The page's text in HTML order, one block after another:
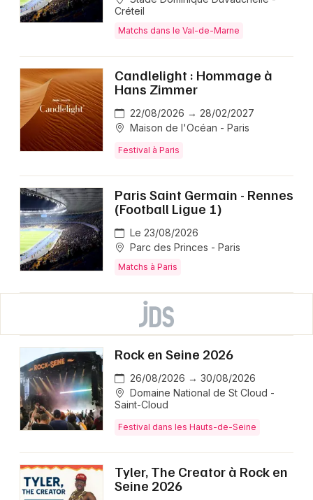
Créteil
Matchs dans le Val-de-Marne
Candlelight : Hommage à
Hans Zimmer
22/08/2026 → 28/02/2027
Maison de l'Océan - Paris
Festival à Paris
Paris Saint Germain - Rennes
(Football Ligue 1)
Le 23/08/2026
Parc des Princes - Paris
Matchs à Paris
Rock en Seine 2026
26/08/2026 → 30/08/2026
Domaine National de St Cloud -
Saint-Cloud
Festival dans les Hauts-de-Seine
Tyler, The Creator à Rock en
Seine 2026